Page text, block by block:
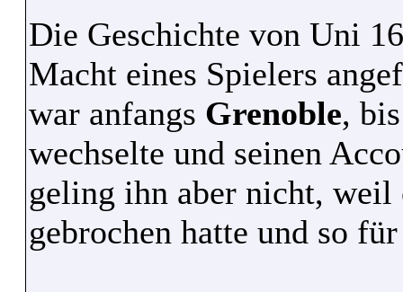
Die Geschichte von Uni
Macht eines Spielers
war anfangs Grenoble,
wechselte und seinen
geling ihn aber nicht, weil
gebrochen hatte und so